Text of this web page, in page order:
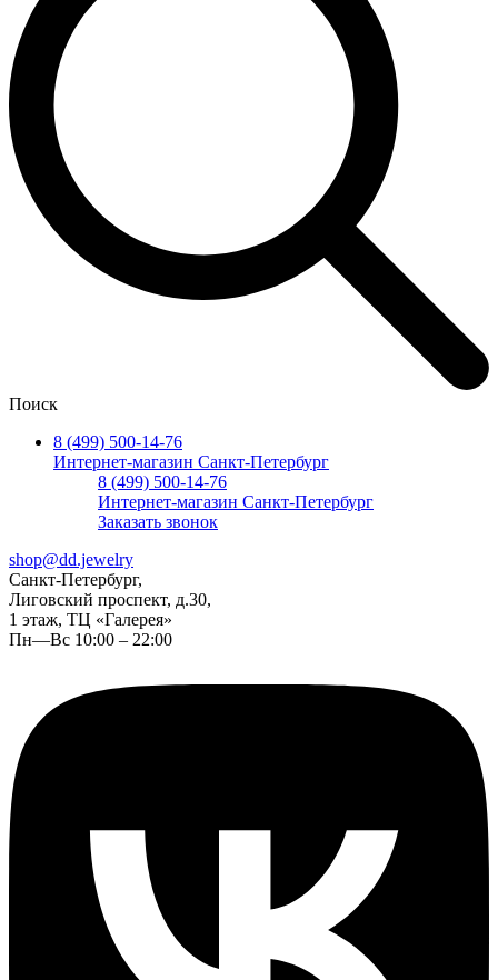
Поиск
8 (499) 500-14-76
Интернет-магазин Санкт-Петербург
8 (499) 500-14-76
Интернет-магазин Санкт-Петербург
Заказать звонок
shop@dd.jewelry
Санкт-Петербург,
Лиговский проспект, д.30,
1 этаж, ТЦ «Галерея»
Пн—Вс 10:00 – 22:00